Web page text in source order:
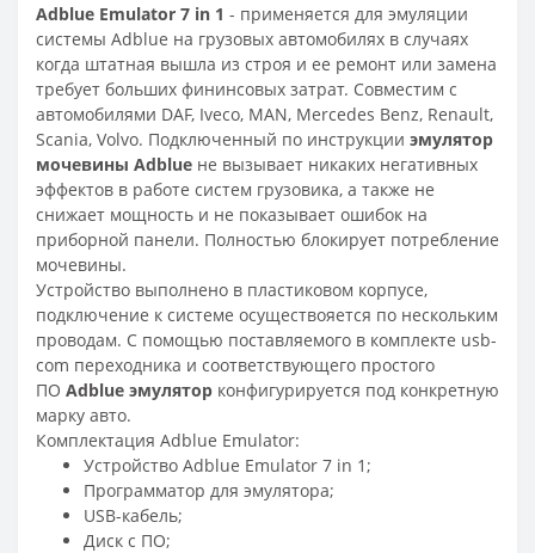
Adblue Emulator 7 in 1 - применяется для эмуляции
системы Adblue на грузовых автомобилях в случаях
когда штатная вышла из строя и ее ремонт или замена
требует больших фининсовых затрат. Совместим с
автомобилями DAF, Iveco, MAN, Mercedes Benz, Renault,
Scania, Volvo. Подключенный по инструкции эмулятор
мочевины Adblue не вызывает никаких негативных
эффектов в работе систем грузовика, а также не
снижает мощность и не показывает ошибок на
приборной панели. Полностью блокирует потребление
мочевины.
Устройство выполнено в пластиковом корпусе,
подключение к системе осуществояется по нескольким
проводам. С помощью поставляемого в комплекте usb-
com переходника и соответствующего простого
ПО Adblue эмулятор конфигурируется под конкретную
марку авто.
Комплектация Adblue Emulator:
Устройство Adblue Emulator 7 in 1;
Программатор для эмулятора;
USB-кабель;
Диск с ПО;